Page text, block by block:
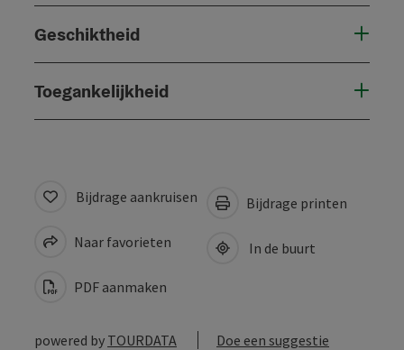
Geschiktheid
Toegankelijkheid
Bijdrage aankruisen
Naar favorieten
PDF aanmaken
Bijdrage printen
In de buurt
powered by TOURDATA Doe een suggestie